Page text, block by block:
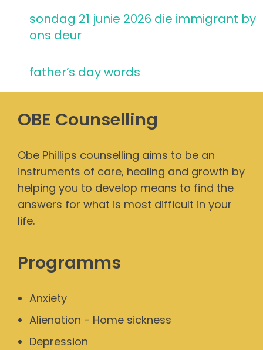
sondag 21 junie 2026 die immigrant by
ons deur
father’s day words
OBE Counselling
Obe Phillips counselling aims to be an
instruments of care, healing and growth by
helping you to develop means to find the
answers for what is most difficult in your
life.
Programms
Anxiety
Alienation - Home sickness
Depression